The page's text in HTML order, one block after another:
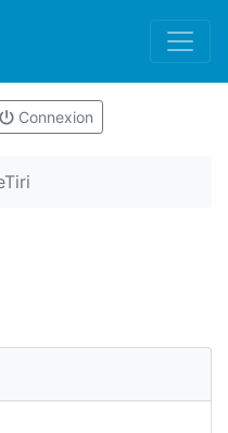
Connexion